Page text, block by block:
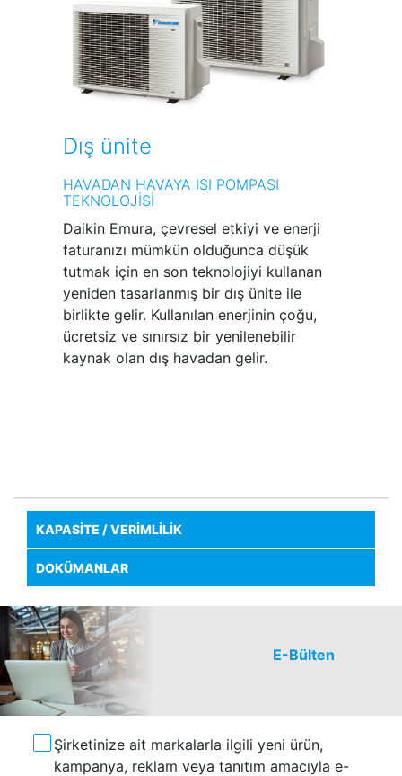
Dış ünite
HAVADAN HAVAYA ISI POMPASI
TEKNOLOJİSİ
Daikin Emura, çevresel etkiyi ve enerji
faturanızı mümkün olduğunca düşük
tutmak için en son teknolojiyi kullanan
yeniden tasarlanmış bir dış ünite ile
birlikte gelir. Kullanılan enerjinin çoğu,
ücretsiz ve sınırsız bir yenilenebilir
kaynak olan dış havadan gelir.
KAPASİTE / VERİMLİLİK
DOKÜMANLAR
E-Bülten
Şirketinize ait markalarla ilgili yeni ürün,
kampanya, reklam veya tanıtım amacıyla e-